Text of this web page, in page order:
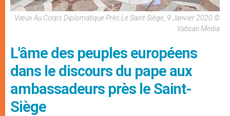
Vœux Au Corps Diplomatique Près Le Saint-Siège, 9 Janvier 2020 ©
Vatican Media
L'âme des peuples européens
dans le discours du pape aux
ambassadeurs près le Saint-
Siège